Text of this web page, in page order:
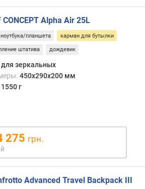
CONCEPT Alpha Air 25L
планшета карман для бутылки
штатива дождевик
для зеркальных
450х290х200 мм
1550 г
275 грн.
Advanced Travel Backpack III